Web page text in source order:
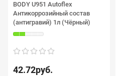
BODY U951 Autoflex
Антикоррозийный состав
(антигравий) 1л (Чёрный)
42.72руб.